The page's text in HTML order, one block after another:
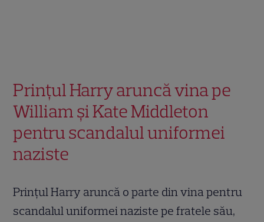
Prințul Harry aruncă vina pe
William și Kate Middleton
pentru scandalul uniformei
naziste
Prințul Harry aruncă o parte din vina pentru
scandalul uniformei naziste pe fratele său,